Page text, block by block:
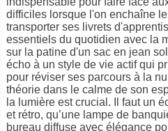
difficiles lorsque l'on enchaîne
transporter ses livrets
essentiels du quotidien avec la
sur la patine d'un sac en jean
écho à un style de vie actif qui
pour réviser ses parcours à la
théorie dans le calme de son
la lumière est crucial. Il faut un
et rétro, qu’une lampe de
bureau diffuse avec élégance